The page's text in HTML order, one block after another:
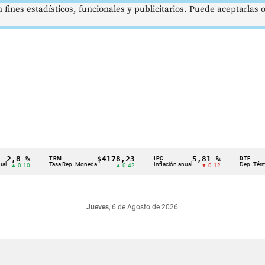
%
0.10 Tasa Rep. Moneda
$4178,23
▲ 0.42 Inflación anual
5,81 %
▼ 0.12 Dep. Término
Jueves, 6 de Agosto de 2026
estadísticos, funcionales y publicitarios. Puede aceptarlas